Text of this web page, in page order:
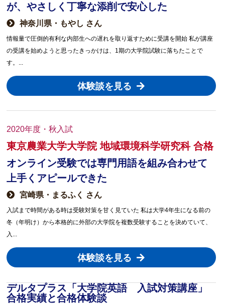
が、やさしく丁寧な添削で安心した
神奈川県・もやし さん
情報量で圧倒的有利な内部生への遅れを取り返すために受講を開始 私が講座
の受講を始めようと思ったきっかけは、1期の大学院試験に落ちたことで
す。...
体験談を見る
2020年度・秋入試
東京農業大学大学院 地域環境科学研究科 合格
オンライン受験では専門用語を組み合わせて
上手くアピールできた
宮崎県・まるふく さん
入試まで時間がある時は受験対策を甘く見ていた 私は大学4年生になる前の
冬（年明け）から本格的に外部の大学院を複数受験することを決めていて、
入...
体験談を見る
デルタプラス「大学院英語 入試対策講座」
合格実績と合格体験談